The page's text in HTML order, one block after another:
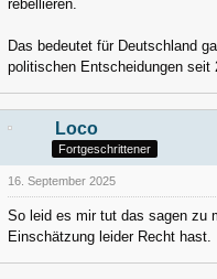
rebellieren.
Das bedeutet für Deutschland
politischen Entscheidungen seit
Loco
Fortgeschrittener
16. September 2025
So leid es mir tut das sagen zu
Einschätzung leider Recht hast.